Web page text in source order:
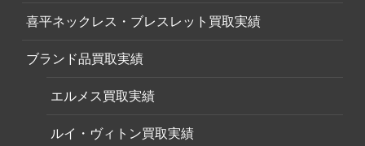
喜平ネックレス・ブレスレット買取実績
ブランド品買取実績
エルメス買取実績
ルイ・ヴィトン買取実績